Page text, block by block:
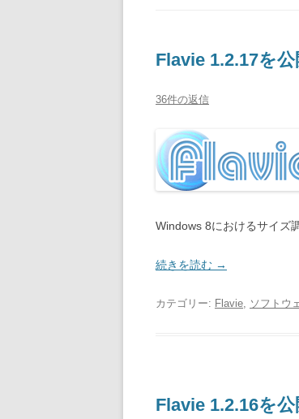
Flavie 1.2.17を公
36件の返信
Windows 8におけるサイズ
続きを読む →
カテゴリー: Flavie, ソフトウ
Flavie 1.2.16を公